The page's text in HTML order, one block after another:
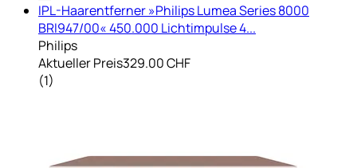
IPL-Haarentferner »Philips Lumea Series 8000
BRI947/00« 450.000 Lichtimpulse 4...
Philips
Aktueller Preis329.00 CHF
(1)